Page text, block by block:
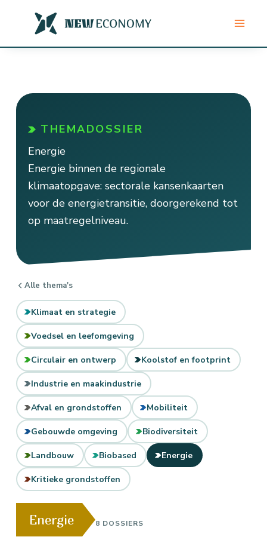
de
THEMADOSSIER
Energie
Energie binnen de regionale
klimaatopgave: sectorale kansenkaarten
voor de energietransitie, doorgerekend tot
op maatregelniveau.
Alle thema's
Klimaat en strategie
Voedsel en leefomgeving
Circulair en ontwerp Koolstof en footprint
Industrie en maakindustrie
Afval en grondstoffen Mobiliteit
Gebouwde omgeving Biodiversiteit
Landbouw Biobased Energie
Kritieke grondstoffen
Energie 8 DOSSIERS